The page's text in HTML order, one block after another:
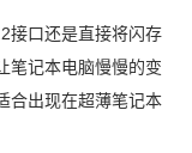
口还是直接将闪存
笔记本电脑慢慢的变
合出现在超薄笔记本